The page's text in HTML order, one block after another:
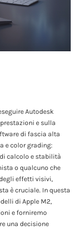
Autodesk
e sulla
di fascia alta
e color grading:
calcolo e stabilità
o qualcuno che
effetti visivi,
è cruciale. In questa
di Apple M2,
e forniremo
una decisione